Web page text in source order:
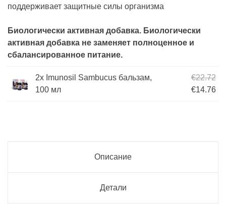
поддерживает защитные силы организма
Биологически активная добавка. Биологически
активная добавка не заменяет полноценное и
сбалансированное питание.
2x Imunosil Sambucus бальзам,
100 мл
€22.72
€14.76
Описание
Детали